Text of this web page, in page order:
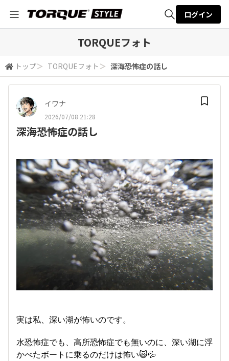
検索
ログイン
TORQUEフォト
トップ＞ TORQUEフォト ＞ 深海恐怖症の話し
イワナ
2026/07/08 21:28
深海恐怖症の話し
実は私、深い湖が怖いのです。
水恐怖症でも、高所恐怖症でも無いのに、深い湖に浮
かべたボートに乗るのだけは怖い🙀💦